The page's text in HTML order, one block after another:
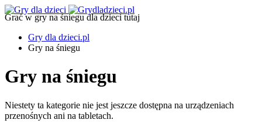
Grać w gry na śniegu dla dzieci tutaj
Gry dla dzieci.pl
Gry na śniegu
Gry na śniegu
Niestety ta kategorie nie jest jeszcze dostępna na urządzeniach
przenośnych ani na tabletach.